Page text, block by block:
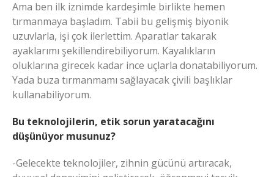
Ama ben ilk iznimde kardeşimle birlikte hemen
tırmanmaya başladım. Tabii bu gelişmiş biyonik
uzuvlarla, işi çok ilerlettim. Aparatlar takarak
ayaklarımı şekillendirebiliyorum. Kayalıkların
oluklarına girecek kadar ince uçlarla donatabiliyorum.
Yada buza tırmanmamı sağlayacak çivili başlıklar
kullanabiliyorum.
Bu teknolojilerin, etik sorun yaratacağını
düşünüyor musunuz?
-Gelecekte teknolojiler, zihnin gücünü artıracak,